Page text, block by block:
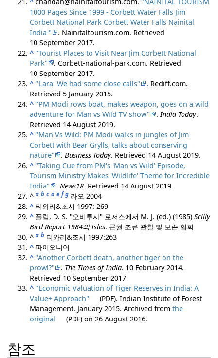
^ chandan@nainitaltourism.com. "NAINITAL TOURISM
1000 Pages Since 1999 - Corbett Water Falls Jim
Corbett National Park Corbett Water Falls Nainital
India "
. Nainitaltourism.com. Retrieved
10 September 2017.
^ "Tourist Places to Visit Near Jim Corbett National
Park"
. Corbett-national-park.com. Retrieved
10 September 2017.
^ "Lara: We had some close calls" . Rediff.com.
Retrieved 5 January2015.
^ "PM Modi rows boat, makes weapon, goes on a wild
adventure for Man vs Wild TV show"
.India Today.
Retrieved 14 August 2019.
^ "Man Vs Wild: PM Modi walks in jungles of Jim
Corbett with Bear Grylls, talks about conserving
nature"
.Business Today. Retrieved 14 August 2019.
^ "Taking Cue from PM's 'Man vs Wild' Episode,
Tourism Ministry Makes 'Wildlife' Theme for Incredible
India"
.News18. Retrieved 14 August 2019.
^a b c d e f g 라오 2004
^ 티와리&조시 1997: 269
^ 플럼, D. S. "오비투사" 로저스에서 M. J. (ed.) (1985)Scilly
Bird Report 1984의 Isles. 콘월 조류 관찰 및 보존 협회
^a b 티와리&조시 1997:263
^ 파이오니어
^ "Another Corbett death, another tiger on the
prowl?"
. The Times of India. 10 February 2014.
Retrieved 10 September 2017.
^ "Economic Valuation of Tiger Reserves in India: A
Value+ Approach"
(PDF). Indian Institute of Forest
Management. January 2015. Archived fromthe
original
(PDF) on 26 August 2016.
참조